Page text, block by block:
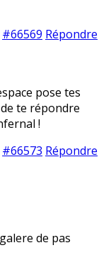
#66569 Répondre
pose tes
te répondre
!
#66573 Répondre
de pas